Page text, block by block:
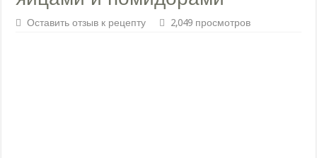
Оставить отзыв к рецепту 2,049 просмотров